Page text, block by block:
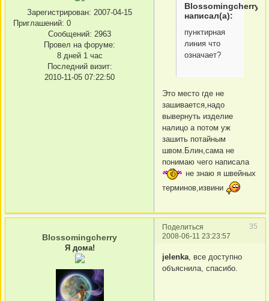
Зарегистрирован: 2007-04-15
Приглашений: 0
Сообщений: 2963
Провел на форуме:
8 дней 1 час
Последний визит:
2010-11-05 07:22:50
Blossomingcherry
написал(а):
пунктирная
линия что
означает?
Это место где не
зашивается,надо
вывернуть изделие
налицо а потом уж
зашить потайным
швом.Блин,сама не
понимаю чего написала
не знаю я швейных
терминов,извини
Поделиться
35
2008-06-11 23:23:57
Blossomingcherry
Я дома!
jelenka, все доступно
объяснила, спасибо.